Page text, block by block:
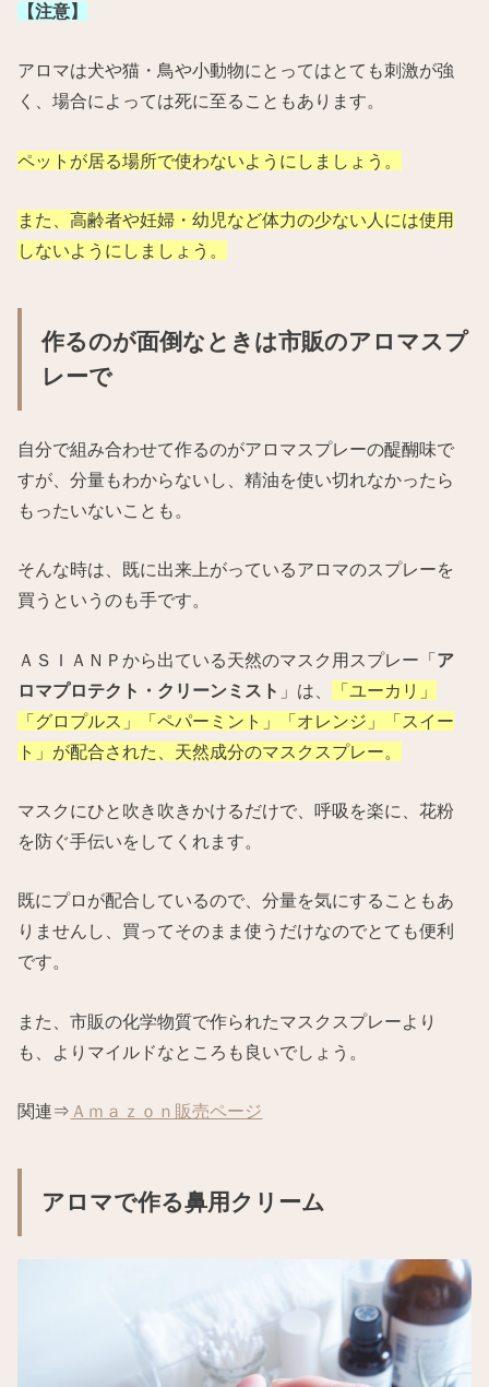
【注意】
アロマは犬や猫・鳥や小動物にとってはとても刺激が強
く、場合によっては死に至ることもあります。
ペットが居る場所で使わないようにしましょう。
また、高齢者や妊婦・幼児など体力の少ない人には使用
しないようにしましょう。
作るのが面倒なときは市販のアロマスプ
レーで
自分で組み合わせて作るのがアロマスプレーの醍醐味で
すが、分量もわからないし、精油を使い切れなかったら
もったいないことも。
そんな時は、既に出来上がっているアロマのスプレーを
買うというのも手です。
ＡＳＩＡＮＰから出ている天然のマスク用スプレー「ア
ロマプロテクト・クリーンミスト 」は、
「ユーカリ」
「グロプルス」「ペパーミント」「オレンジ」「スイー
ト」が配合された、天然成分のマスクスプレー。
マスクにひと吹き吹きかけるだけで、呼吸を楽に、花粉
を防ぐ手伝いをしてくれます。
既にプロが配合しているので、分量を気にすることもあ
りませんし、買ってそのまま使うだけなのでとても便利
です。
また、市販の化学物質で作られたマスクスプレーより
も、よりマイルドなところも良いでしょう。
関連⇒ Ａｍａｚｏｎ販売ページ
アロマで作る鼻用クリーム